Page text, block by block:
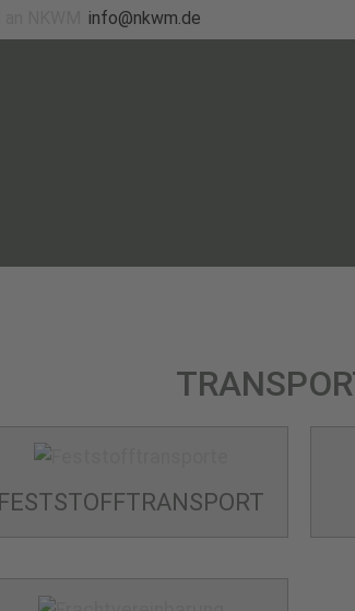
info@nkwm.de
FESTSTOFF­TRANSPORT